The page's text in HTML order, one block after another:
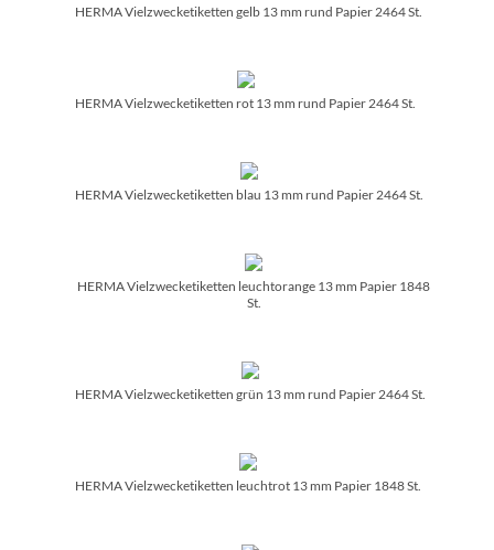
HERMA Vielzwecketiketten gelb 13 mm rund Papier 2464 St.
HERMA Vielzwecketiketten rot 13 mm rund Papier 2464 St.
HERMA Vielzwecketiketten blau 13 mm rund Papier 2464 St.
HERMA Vielzwecketiketten leuchtorange 13 mm Papier 1848
St.
HERMA Vielzwecketiketten grün 13 mm rund Papier 2464 St.
HERMA Vielzwecketiketten leuchtrot 13 mm Papier 1848 St.